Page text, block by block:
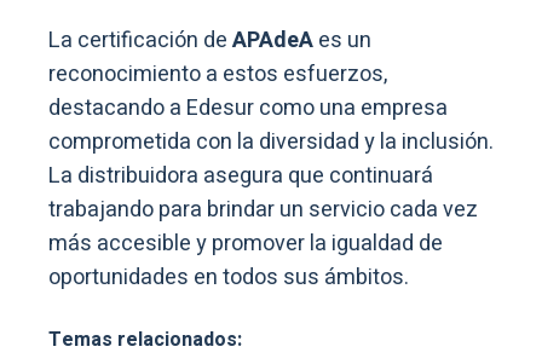
La certificación deAPAdeAes un
reconocimiento a estos esfuerzos,
destacando a Edesur como una empresa
comprometida con la diversidad y la inclusión.
La distribuidora asegura que continuará
trabajando para brindar un servicio cada vez
más accesible y promover la igualdad de
oportunidades en todos sus ámbitos.
Temas relacionados: